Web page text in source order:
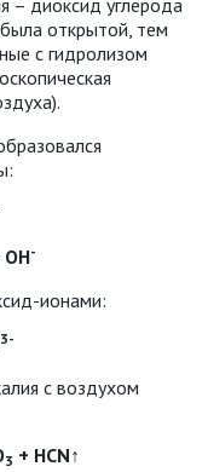
– диоксид углерода
открытой, тем
с гидролизом
ОН-
ионами:
3-
с воздухом
3 + HCN↑